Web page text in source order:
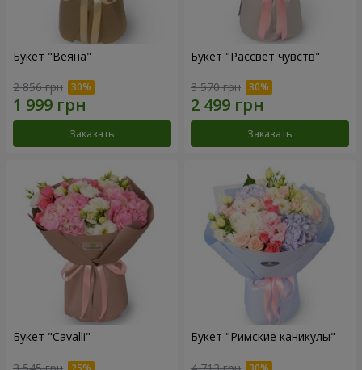
Букет "Веяна"
2 856 грн
Заказать
Букет "Рассвет чувств"
3 570 грн
Заказать
Букет "Cаvalli" Букет "Римские каникулы"